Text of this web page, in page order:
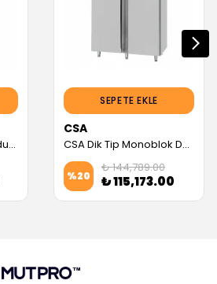
CSA Dik Tip Derin Dondurucu, 2 Kapılı, 1200 L, 304 Kalite (CS.DBLK.1200) (Servis Garantili)
SEPETE EKLE
CSA
CSA Dik Tip Monoblok Derin Dondurucu, 2 Kapılı (CS.DBL.1400.M.KR) (Servis Garantili)
%20
₺ 144,789.00
₺ 115,173.00